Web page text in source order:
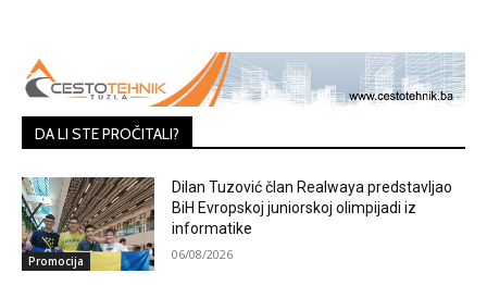
DA LI STE PROČITALI?
Promocija
Dilan Tuzović član Realwaya predstavljao
BiH Evropskoj juniorskoj olimpijadi iz
informatike
06/08/2026